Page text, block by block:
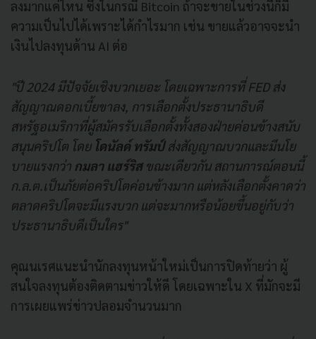
ลงมากแค่ไหน ซึ่งในกรณี Bitcoin ถ้าจะขายในช่วงนี้ก็มี
ความเป็นไปได้เพราะได้กำไรมาก เช่น ขายแล้วอาจจะนำ
เงินไปลงทุนด้าน AI ต่อ
"ปี 2024 มีปัจจัยเชิงบวกเยอะ โดยเฉพาะการที่ FED ส่ง
สัญญาณดอกเบี้ยขาลง, การเลือกตั้งประธานาธิบดี
สหรัฐอเมริกาที่ผู้สมัครรับเลือกตั้งทั้งสองฝ่ายค่อนข้างสนับ
สนุนคริปโต โดย โดนัลด์ ทรัมป์ส่งสัญญาณบวกและมีนโย
บายแรงกว่า กมลา แฮร์ริส ขณะเดียวกัน สถานการณ์ตอนนี้
ก.ล.ต.เป็นภัยต่อคริปโตค่อนข้างมาก แต่หลังเลือกตั้งคาดว่า
ตลาดคริปโตจะมีแรงบวก แต่จะมากหรือน้อยขึ้นอยู่กับว่า
ประธานาธิบดีเป็นใคร"
คุณนเรศแนะนำนักลงทุนหน้าใหม่เป็นการปิดท้ายว่า ผู้
สนใจลงทุนต้องติดตามข่าวให้ดี โดยเฉพาะใน X ที่มักจะมี
การเผยแพร่ข่าวปลอมจำนวนมาก